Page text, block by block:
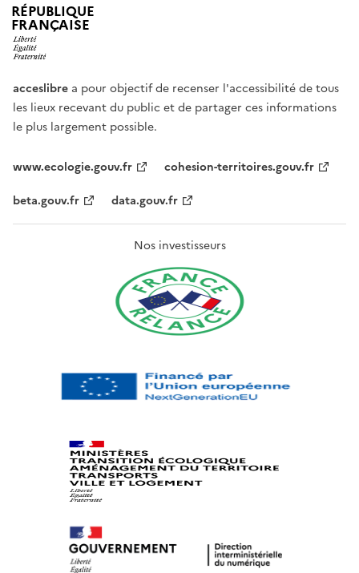
RÉPUBLIQUE
FRANÇAISE
acceslibre a pour objectif de recenser l'accessibilité de tous
les lieux recevant du public et de partager ces informations
le plus largement possible.
www.ecologie.gouv.fr
cohesion-territoires.gouv.fr
beta.gouv.fr
data.gouv.fr
Nos investisseurs